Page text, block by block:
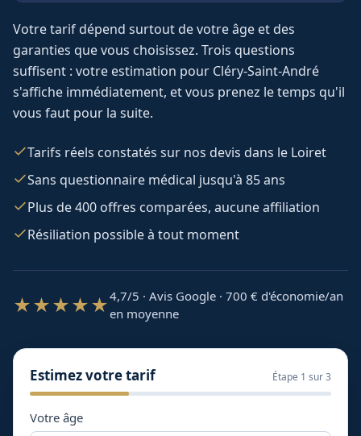
Votre tarif dépend surtout de votre âge et des
garanties que vous choisissez. Trois questions
suffisent : votre estimation pour Cléry-Saint-André
s'affiche immédiatement, et vous prenez le temps qu'il
vous faut pour la suite.
Tarifs réels constatés sur nos devis dans le Loiret
Sans questionnaire médical jusqu'à 85 ans
Plus de 400 offres comparées, aucune affiliation
Résiliation possible à tout moment
★★★★★4,7/5 · Avis Google · 700 € d'économie/an
en moyenne
Estimez votre tarif Étape 1 sur 3
Votre âge